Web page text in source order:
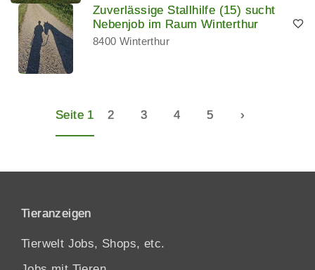
Zuverlässige Stallhilfe (15) sucht
Nebenjob im Raum Winterthur
8400 Winterthur
Seite 1 2 3 4 5 ›
Tieranzeigen
Tierwelt Jobs, Shops, etc.